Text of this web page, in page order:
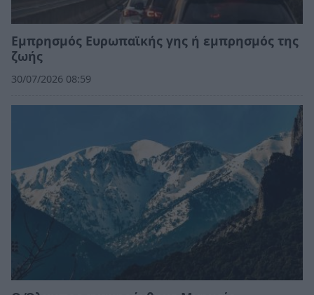
Εμπρησμός Ευρωπαϊκής γης ή εμπρησμός της
ζωής
30/07/2026 08:59